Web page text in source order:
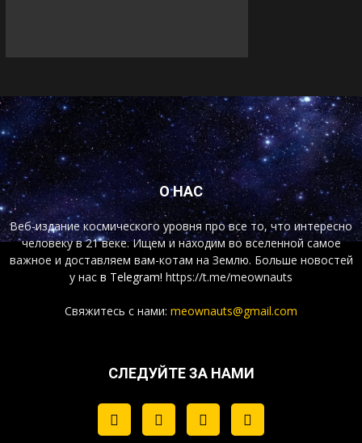
О НАС
Веб-издание космического уровня про все то, что интересно
человеку в 21 веке. Ищем и находим во вселенной самое
важное и доставляем вам-котам на Землю. Больше новостей
у нас в Telegram! https://t.me/meownauts
Свяжитесь с нами: meownauts@gmail.com
СЛЕДУЙТЕ ЗА НАМИ